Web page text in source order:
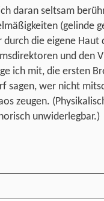
daran seltsam
(gelinde
durch die eigene
und den
ich mit, die ersten
sagen, wer nicht
zeugen.
unwiderlegbar.)